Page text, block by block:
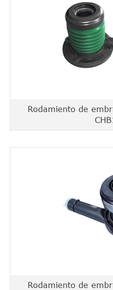
Rodamiento de
Rodamiento de